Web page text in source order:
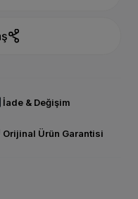
İade & Değişim
Orijinal Ürün Garantisi